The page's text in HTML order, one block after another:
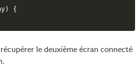
)
{
le deuxième écran connecté